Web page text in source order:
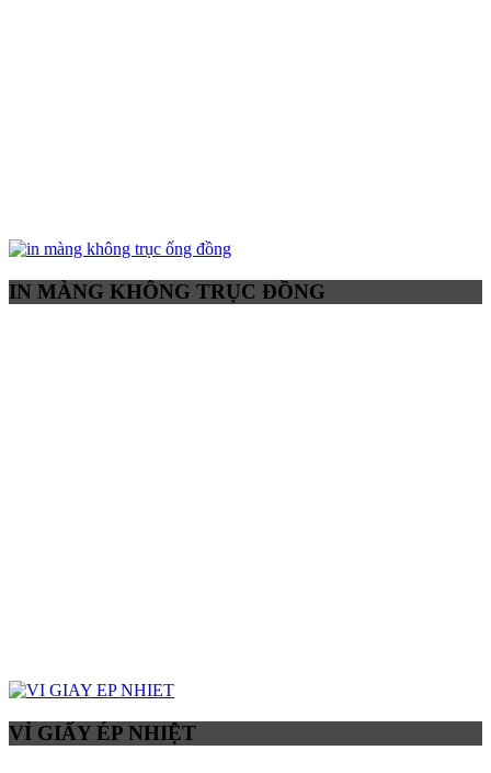
IN MÀNG KHÔNG TRỤC ĐỒNG
VỈ GIẤY ÉP NHIỆT